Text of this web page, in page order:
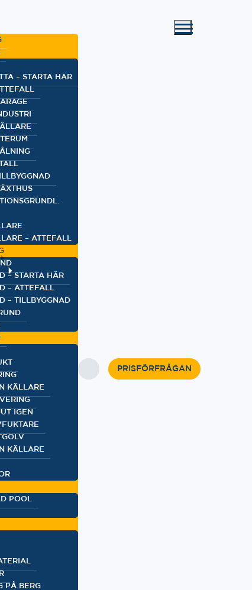
– STARTA HÄR
– ATTEFALL
– STARTA HÄR
– ATTEFALL
– TILLBYGGNAD
KÄLLARE
IGEN
KÄLLARE
POOL
PÅ BERG
PRISFÖRFRÅGAN